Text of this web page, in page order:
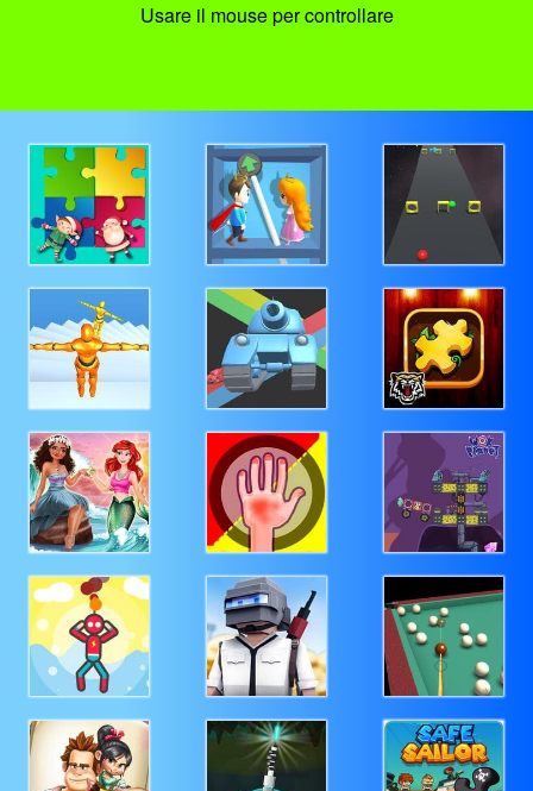
Usare il mouse per controllare